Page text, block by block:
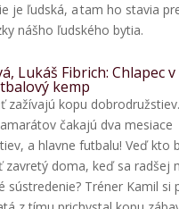
je ľudská, a tam ho stavia
nášho ľudského bytia.
Lukáš Fibrich: Chlapec v
kemp
zažívajú kopu dobrodružstiev.
čakajú dva mesiace
a hlavne futbalu! Veď kto
zavretý doma, keď sa radšej
sústredenie? Tréner Kamil si